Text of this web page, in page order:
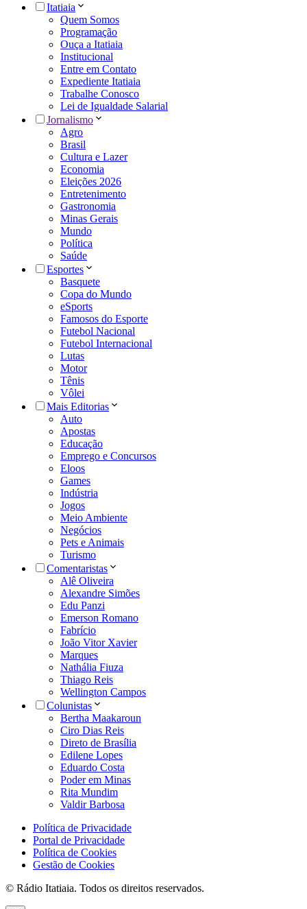
Itatiaia
Quem Somos
Programação
Ouça a Itatiaia
Institucional
Entre em Contato
Expediente Itatiaia
Trabalhe Conosco
Lei de Igualdade Salarial
Jornalismo
Agro
Brasil
Cultura e Lazer
Economia
Eleições 2026
Entretenimento
Gastronomia
Minas Gerais
Mundo
Política
Saúde
Esportes
Basquete
Copa do Mundo
eSports
Famosos do Esporte
Futebol Nacional
Futebol Internacional
Lutas
Motor
Tênis
Vôlei
Mais Editorias
Auto
Apostas
Educação
Emprego e Concursos
Eloos
Games
Indústria
Jogos
Meio Ambiente
Negócios
Pets e Animais
Turismo
Comentaristas
Alê Oliveira
Alexandre Simões
Edu Panzi
Emerson Romano
Fabrício
João Vitor Xavier
Marques
Nathália Fiuza
Thiago Reis
Wellington Campos
Colunistas
Bertha Maakaroun
Ciro Dias Reis
Direto de Brasília
Edilene Lopes
Eduardo Costa
Poder em Minas
Rita Mundim
Valdir Barbosa
Política de Privacidade
Portal de Privacidade
Política de Cookies
Gestão de Cookies
© Rádio Itatiaia. Todos os direitos reservados.